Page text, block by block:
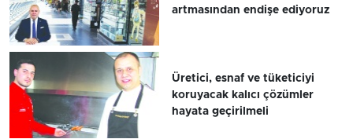
artmasından endişe ediyoruz
Üretici, esnaf ve tüketiciyi
koruyacak kalıcı çözümler
hayata geçirilmeli